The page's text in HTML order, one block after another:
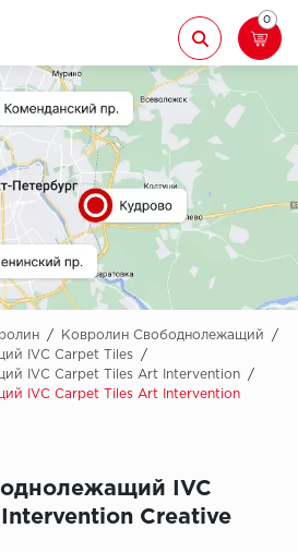
Назад
Aberhof
Adelar
Alfa
AllureFloor
Alpine floor
Aquamax
Berry Alloc
0
/ Ковролин Свободнолежащий
/
IVC Carpet Tiles
/
IVC Carpet Tiles Art Intervention
/
IVC Carpet Tiles Art Intervention
IVC
Creative